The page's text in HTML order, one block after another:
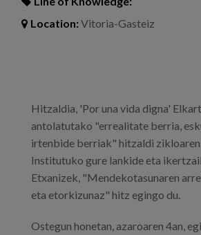
Location:Vitoria-Gasteiz
Hitzaldia, 'Por una vida digna'
antolatutako "errealitate berria,
irtenbide berriak" hitzaldi
Institutuko gure lankide eta
Etxanizek, "Mendekotasunaren
eta etorkizunaz" hitz egingo du.
Ostegun honetan, azaroaren 4an,